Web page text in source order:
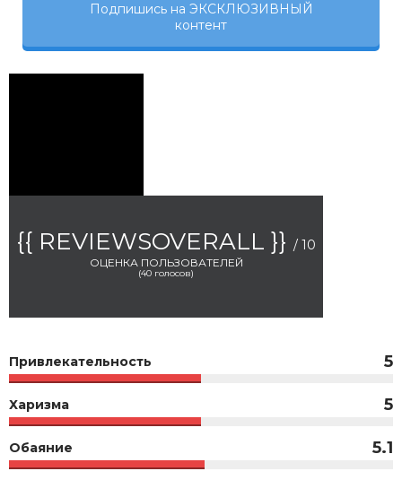
Подпишись на ЭКСКЛЮЗИВНЫЙ
контент
{{ REVIEWSOVERALL }} / 10
ОЦЕНКА ПОЛЬЗОВАТЕЛЕЙ
(40 голосов)
Привлекательность 5
Харизма 5
Обаяние 5.1